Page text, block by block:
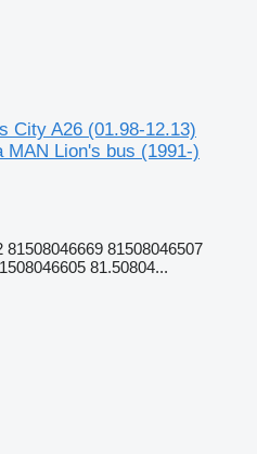
City A26 (01.98-12.13)
MAN Lion's bus (1991-)
81508046507
81.50804...